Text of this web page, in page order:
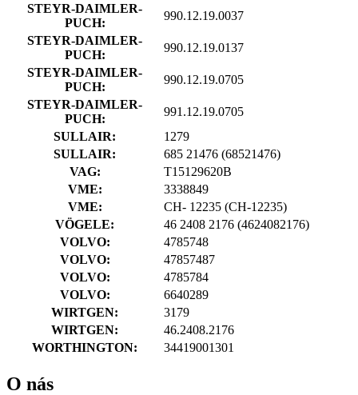
STEYR-DAIMLER-
PUCH:
990.12.19.0037
STEYR-DAIMLER-
PUCH:
990.12.19.0137
STEYR-DAIMLER-
PUCH:
990.12.19.0705
STEYR-DAIMLER-
PUCH:
991.12.19.0705
SULLAIR:
1279
SULLAIR:
685 21476 (68521476)
VAG:
T15129620B
VME:
3338849
VME:
CH- 12235 (CH-12235)
VÖGELE:
46 2408 2176 (4624082176)
VOLVO:
4785748
VOLVO:
47857487
VOLVO:
4785784
VOLVO:
6640289
WIRTGEN:
3179
WIRTGEN:
46.2408.2176
WORTHINGTON:
34419001301
O nás